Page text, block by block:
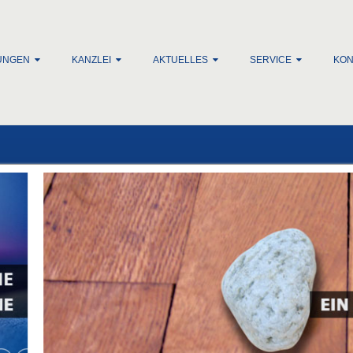
KANZLEI AKTUELLES SERVICE